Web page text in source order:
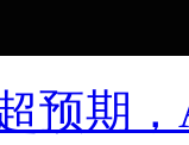
预期